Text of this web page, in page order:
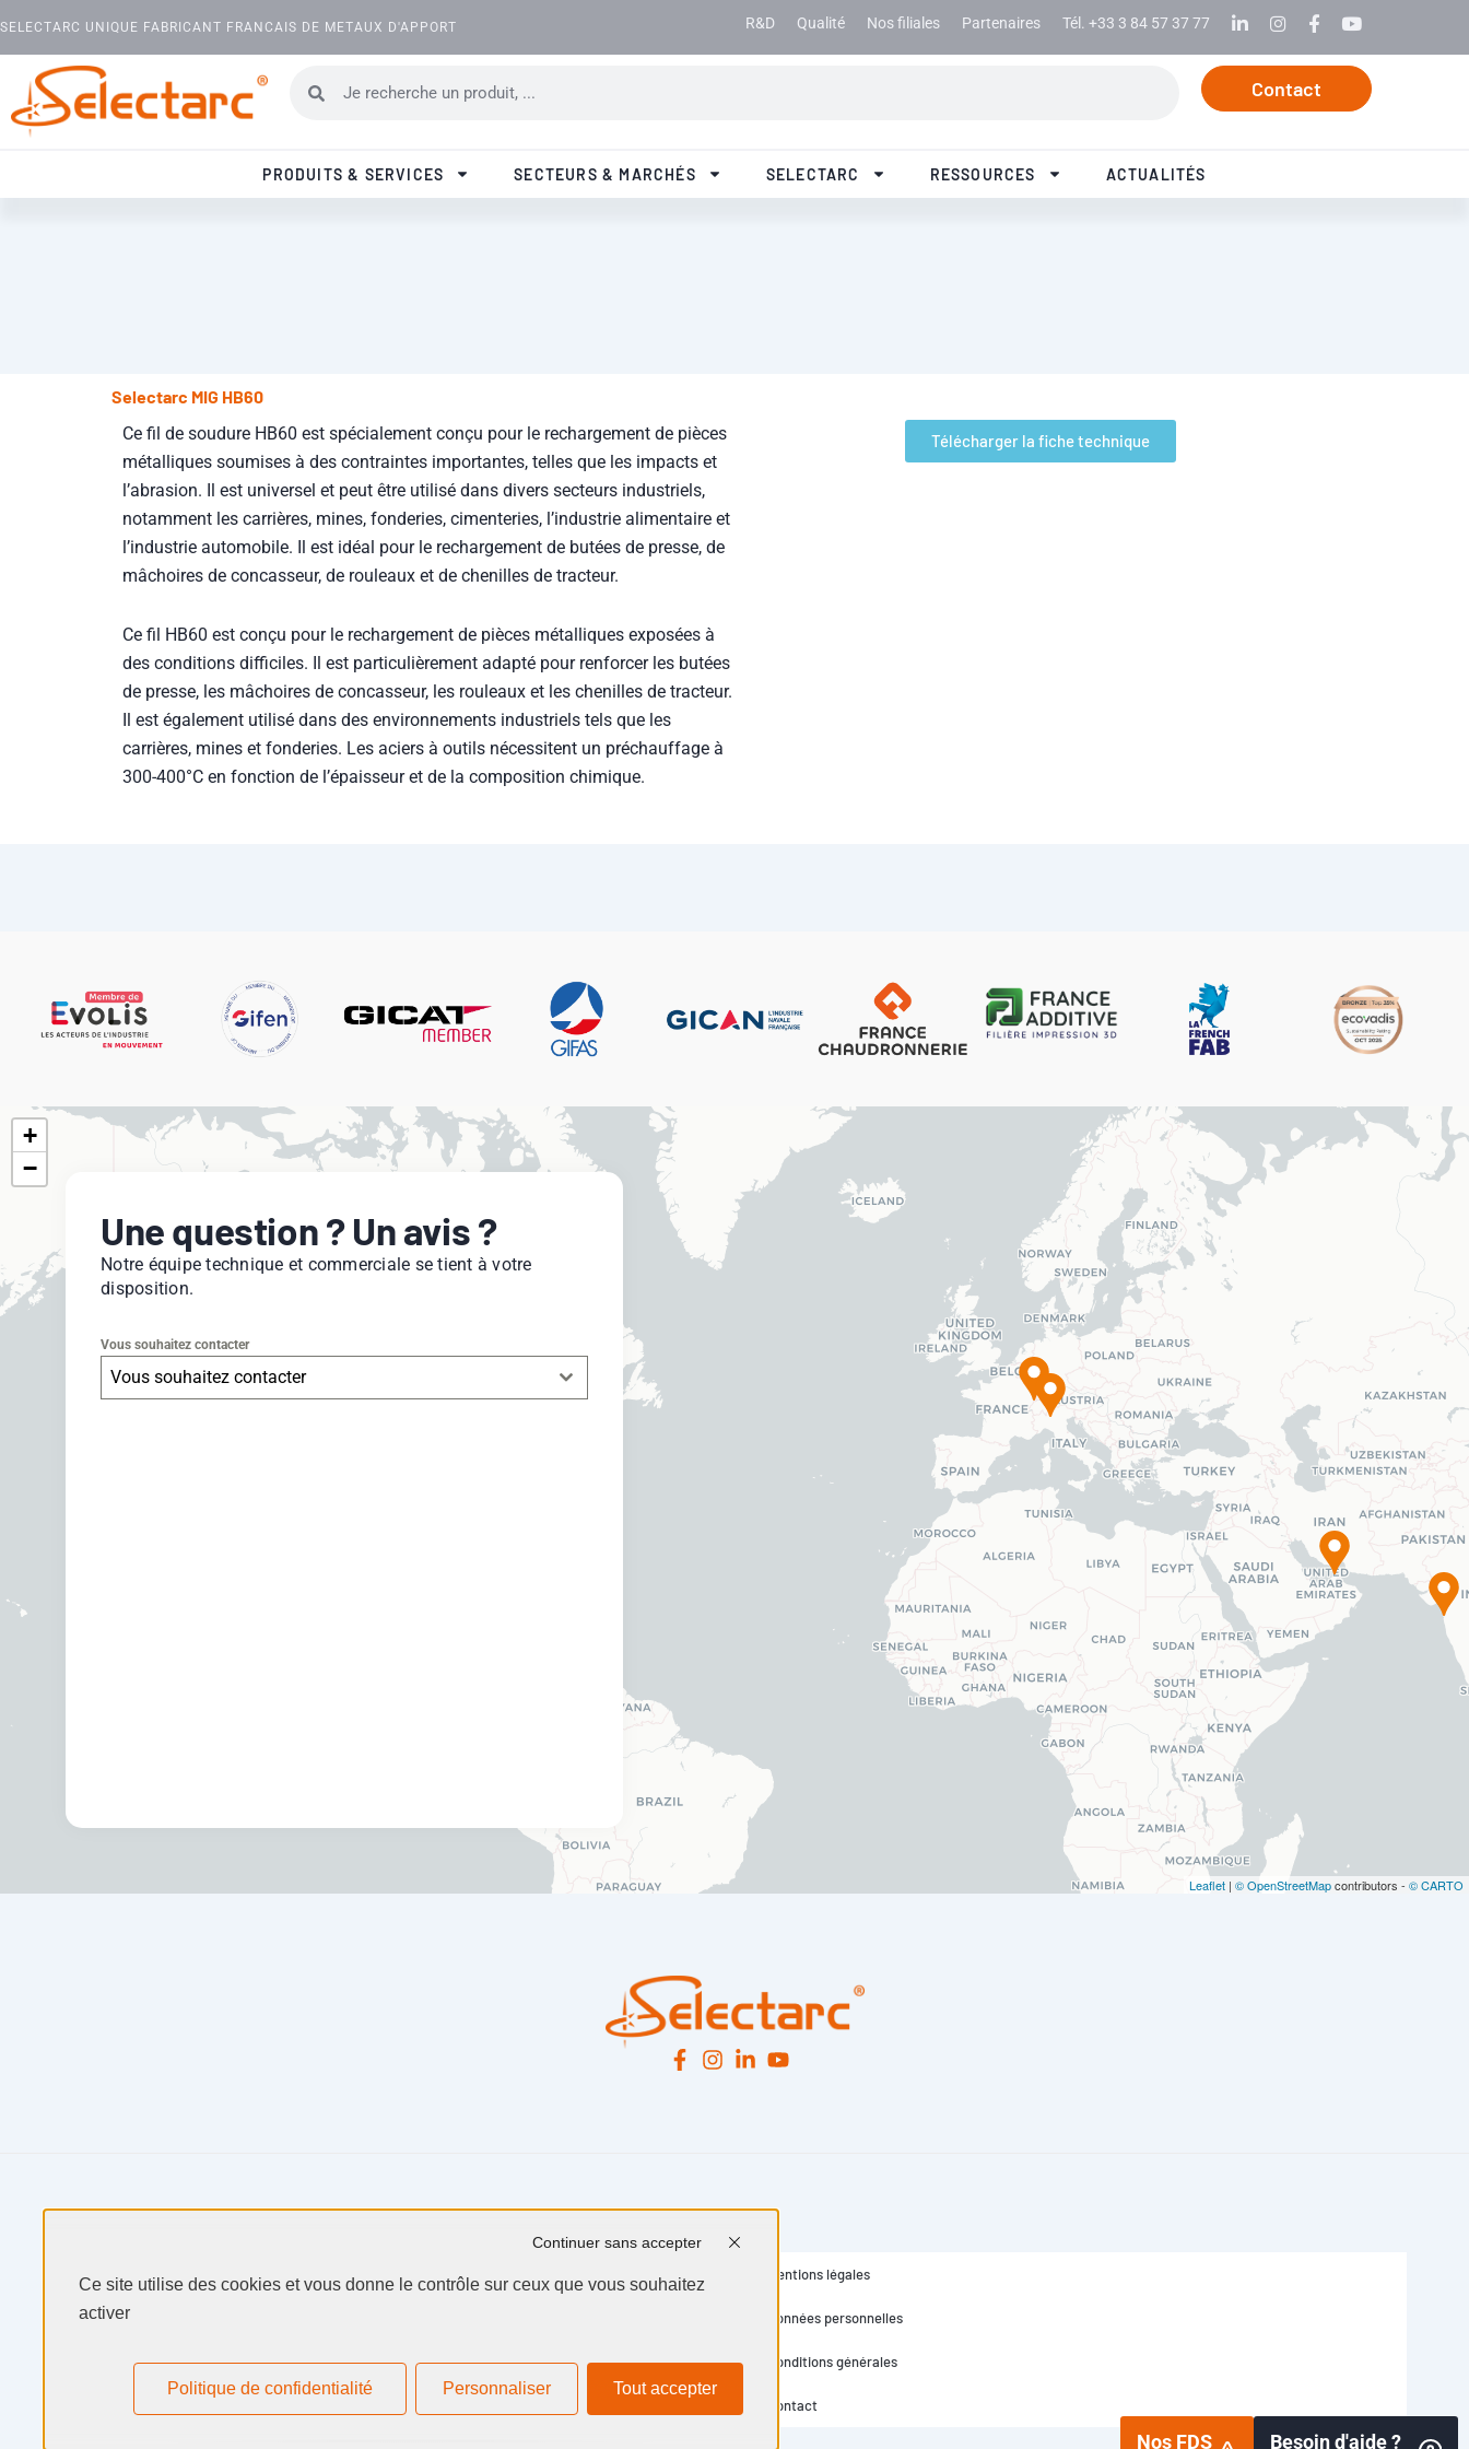
SELECTARC UNIQUE FABRICANT FRANCAIS DE METAUX D'APPORT R&D Qualité Nos filiales Partenaires Tél. +33 3 84 57 37 77 LinkedinInstagramFacebookYoutube
Contact
PRODUITS & SERVICES SECTEURS & MARCHÉS SELECTARC RESSOURCES ACTUALITÉS
Selectarc MIG HB60
Ce fil de soudure HB60 est spécialement conçu pour le rechargement de pièces
métalliques soumises à des contraintes importantes, telles que les impacts et
l’abrasion. Il est universel et peut être utilisé dans divers secteurs industriels,
notamment les carrières, mines, fonderies, cimenteries, l’industrie alimentaire et
l’industrie automobile. Il est idéal pour le rechargement de butées de presse, de
mâchoires de concasseur, de rouleaux et de chenilles de tracteur.
Ce fil HB60 est conçu pour le rechargement de pièces métalliques exposées à
des conditions difficiles. Il est particulièrement adapté pour renforcer les butées
de presse, les mâchoires de concasseur, les rouleaux et les chenilles de tracteur.
Il est également utilisé dans des environnements industriels tels que les
carrières, mines et fonderies. Les aciers à outils nécessitent un préchauffage à
300-400°C en fonction de l’épaisseur et de la composition chimique.
Télécharger la fiche technique
+
−
Leaflet | © OpenStreetMapcontributors - © CARTO
Une question ? Un avis ?
Notre équipe technique et commerciale se tient à votre
disposition.
Vous souhaitez contacter
Vous souhaitez contacter
Nos FDS Besoin d'aide ?
Produits & Services
Secteurs & Marchés
Selectarc
Mentions légales
Données personnelles
Conditions générales
Contact
Ce site utilise des cookies et vous donne le contrôle sur ceux que vous souhaitez
activer
Tout accepter
Continuer sans accepter
Personnaliser
Politique de confidentialité